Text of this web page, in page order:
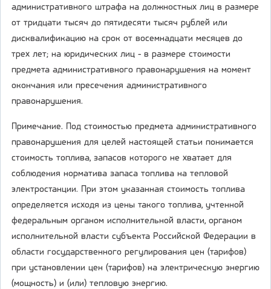
административного штрафа на должностных лиц в размере
от тридцати тысяч до пятидесяти тысяч рублей или
дисквалификацию на срок от восемнадцати месяцев до
трех лет; на юридических лиц - в размере стоимости
предмета административного правонарушения на момент
окончания или пресечения административного
правонарушения.
Примечание. Под стоимостью предмета административного
правонарушения для целей настоящей статьи понимается
стоимость топлива, запасов которого не хватает для
соблюдения норматива запаса топлива на тепловой
электростанции. При этом указанная стоимость топлива
определяется исходя из цены такого топлива, учтенной
федеральным органом исполнительной власти, органом
исполнительной власти субъекта Российской Федерации в
области государственного регулирования цен (тарифов)
при установлении цен (тарифов) на электрическую энергию
(мощность) и (или) тепловую энергию.